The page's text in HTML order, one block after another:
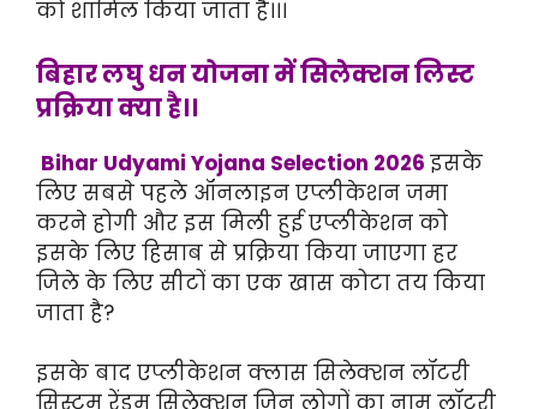
को शामिल किया जाता है।।।
बिहार लघु धन योजना में सिलेक्शन लिस्ट
प्रक्रिया क्या है।।
Bihar Udyami Yojana Selection 2026 इसके
लिए सबसे पहले ऑनलाइन एप्लीकेशन जमा
करने होगी और इस मिली हुई एप्लीकेशन को
इसके लिए हिसाब से प्रक्रिया किया जाएगा हर
जिले के लिए सीटों का एक खास कोटा तय किया
जाता है?
इसके बाद एप्लीकेशन क्लास सिलेक्शन लॉटरी